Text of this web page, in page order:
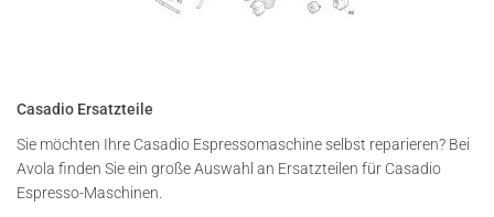
Casadio Ersatzteile
Sie möchten Ihre Casadio Espressomaschine selbst reparieren? Bei
Avola finden Sie ein große Auswahl an Ersatzteilen für Casadio
Espresso-Maschinen.